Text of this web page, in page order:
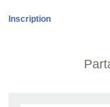
Inscription